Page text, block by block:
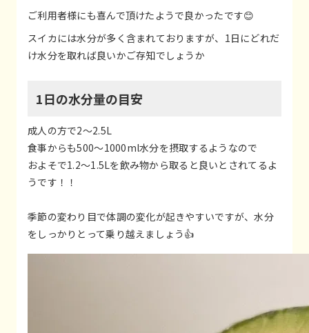
ご利用者様にも喜んで頂けたようで良かったです😊
スイカには水分が多く含まれておりますが、1日にどれだ
け水分を取れば良いかご存知でしょうか
1日の水分量の目安
成人の方で2～2.5L
食事からも500～1000ml水分を摂取するようなので
およそで1.2～1.5Lを飲み物から取ると良いとされてるよ
うです！！
季節の変わり目で体調の変化が起きやすいですが、水分
をしっかりとって乗り越えましょう👍